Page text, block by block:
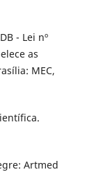
- Lei nº
as
MEC,
Artmed